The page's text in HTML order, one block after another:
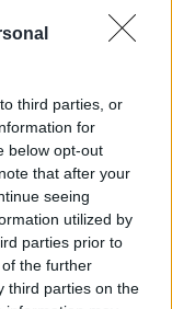
third parties, or
for
below opt-out
that after your
seeing
utilized by
parties prior to
the further
third parties on the
népi gyógyászatban